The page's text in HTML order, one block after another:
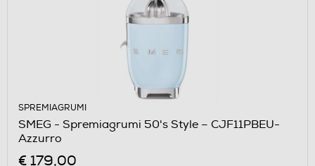
SPREMIAGRUMI
SMEG - Spremiagrumi 50's Style – CJF11PBEU-
Azzurro
€ 179,00